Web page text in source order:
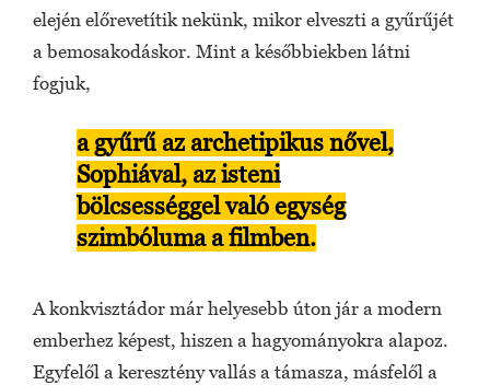
elején előrevetítik nekünk, mikor elveszti a gyűrűjét
a bemosakodáskor. Mint a későbbiekben látni
fogjuk,
a gyűrű az archetipikus nővel,
Sophiával, az isteni
bölcsességgel való egység
szimbóluma a filmben.
A konkvisztádor már helyesebb úton jár a modern
emberhez képest, hiszen a hagyományokra alapoz.
Egyfelől a keresztény vallás a támasza, másfelől a